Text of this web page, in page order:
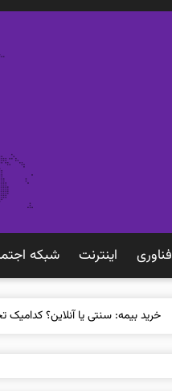
فناوری اينترنت شبكه
خرید بیمه: سنتی یا